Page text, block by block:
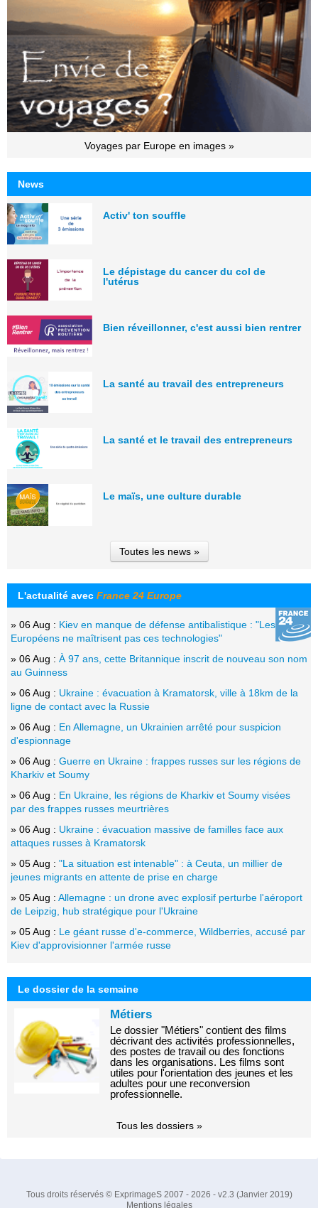
Voyages par Europe en images »
News
Activ' ton souffle
Le dépistage du cancer du col de
l'utérus
Bien réveillonner, c'est aussi bien rentrer
La santé au travail des entrepreneurs
La santé et le travail des entrepreneurs
Le maïs, une culture durable
Toutes les news »
L'actualité avec France 24 Europe
» 06 Aug : Kiev en manque de défense antibalistique : "Les
Européens ne maîtrisent pas ces technologies"
» 06 Aug : À 97 ans, cette Britannique inscrit de nouveau son nom
au Guinness
» 06 Aug : Ukraine : évacuation à Kramatorsk, ville à 18km de la
ligne de contact avec la Russie
» 06 Aug : En Allemagne, un Ukrainien arrêté pour suspicion
d'espionnage
» 06 Aug : Guerre en Ukraine : frappes russes sur les régions de
Kharkiv et Soumy
» 06 Aug : En Ukraine, les régions de Kharkiv et Soumy visées
par des frappes russes meurtrières
» 06 Aug : Ukraine : évacuation massive de familles face aux
attaques russes à Kramatorsk
» 05 Aug : "La situation est intenable" : à Ceuta, un millier de
jeunes migrants en attente de prise en charge
» 05 Aug : Allemagne : un drone avec explosif perturbe l'aéroport
de Leipzig, hub stratégique pour l'Ukraine
» 05 Aug : Le géant russe d'e-commerce, Wildberries, accusé par
Kiev d'approvisionner l'armée russe
Le dossier de la semaine
Métiers
Le dossier "Métiers" contient des films
décrivant des activités professionnelles,
des postes de travail ou des fonctions
dans les organisations. Les films sont
utiles pour l'orientation des jeunes et les
adultes pour une reconversion
professionnelle.
Tous les dossiers »
Tous droits réservés © ExprimageS 2007 - 2026 - v2.3 (Janvier 2019)
Mentions légales